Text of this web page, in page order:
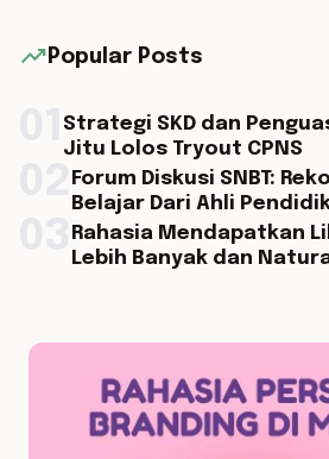
trending_up Popular Posts
Strategi SKD dan
Jitu Lolos Tryout CPNS
Forum Diskusi SNBT:
Belajar Dari Ahli
Rahasia Mendapatkan
Lebih Banyak dan